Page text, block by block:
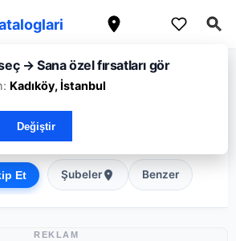
→ Sana özel fırsatları gör
Kadıköy, İstanbul
Değiştir
Tedi
Et Şubeler Benzer
REKLAM